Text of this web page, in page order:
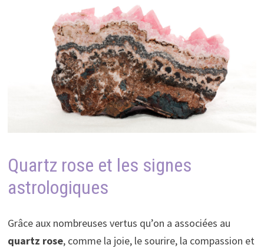
Quartz rose et les signes
astrologiques
Grâce aux nombreuses vertus qu’on a associées au
quartz rose, comme la joie, le sourire, la compassion et